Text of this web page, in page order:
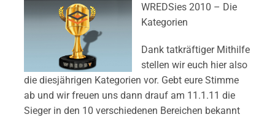
WREDSies 2010 – Die
Kategorien
Dank tatkräftiger Mithilfe
stellen wir euch hier also
die diesjährigen Kategorien vor. Gebt eure Stimme
ab und wir freuen uns dann drauf am 11.1.11 die
Sieger in den 10 verschiedenen Bereichen bekannt